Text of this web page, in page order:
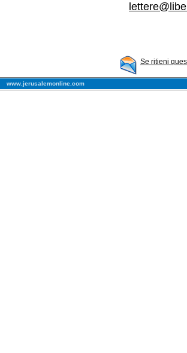
Se ritieni
www.jerusalemonline.com